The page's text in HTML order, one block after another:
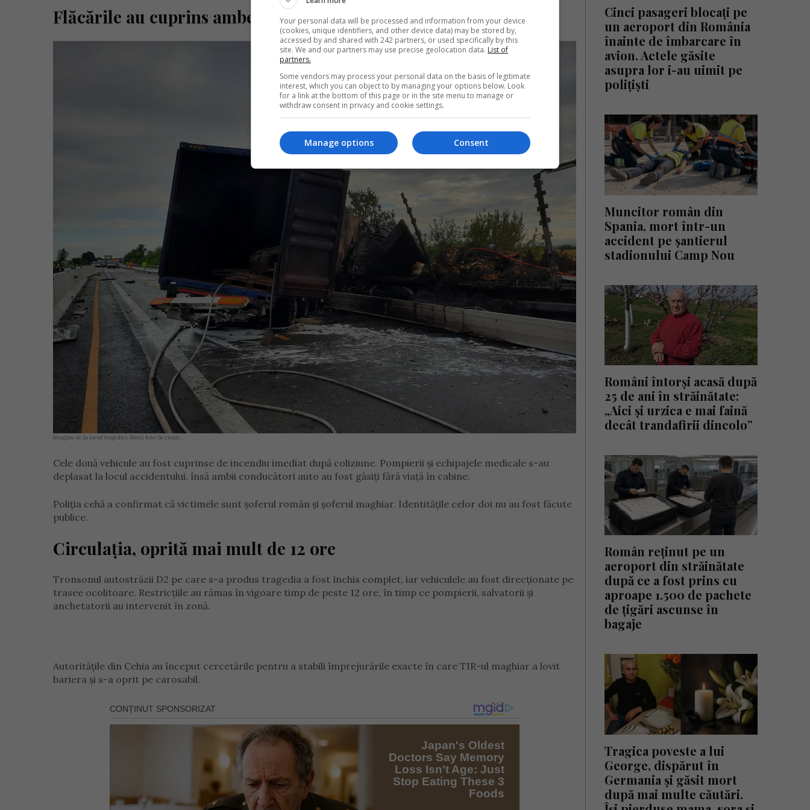
Flăcările au cuprins ambele autotrenuri
Imagine de la locul tragediei. Sursă foto: Seznam.
Cele două vehicule au fost cuprinse de incendiu imediat după coliziune. Pompierii și echipajele medicale s-au
deplasat la locul accidentului, însă ambii conducători auto au fost găsiți fără viață în cabine.
Poliția cehă a confirmat că victimele sunt șoferul român și șoferul maghiar. Identitățile celor doi nu au fost făcute
publice.
Circulația, oprită mai mult de 12 ore
Tronsonul autostrăzii D2 pe care s-a produs tragedia a fost închis complet, iar vehiculele au fost direcționate pe
trasee ocolitoare. Restricțiile au rămas în vigoare timp de peste 12 ore, în timp ce pompierii, salvatorii și
anchetatorii au intervenit în zonă.
Autoritățile din Cehia au început cercetările pentru a stabili împrejurările exacte în care TIR-ul maghiar a lovit
bariera și s-a oprit pe carosabil.
Cinci pasageri blocați pe
un aeroport din România
înainte de îmbarcare în
avion. Actele găsite
asupra lor i-au uimit pe
polițiști
Muncitor român din
Spania, mort într-un
accident pe șantierul
stadionului Camp Nou
Români întorși acasă după
25 de ani în străinătate:
„Aici și urzica e mai faină
decât trandafirii dincolo”
Român reținut pe un
aeroport din străinătate
după ce a fost prins cu
aproape 1.500 de pachete
de țigări ascunse în
bagaje
Tragica poveste a lui
George, dispărut în
Germania și găsit mort
după mai multe căutări.
Your personal data will be processed and information from your device
(cookies, unique identifiers, and other device data) may be stored by,
accessed by and shared with 242 partners, or used specifically by this
site. We and our partners may use precise geolocation data. List of
partners.
Some vendors may process your personal data on the basis of legitimate
interest, which you can object to by managing your options below. Look
for a link at the bottom of this page or in the site menu to manage or
withdraw consent in privacy and cookie settings.
Consent
Manage options